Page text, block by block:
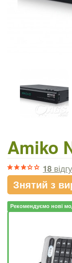
Amiko
18
Знятий з
Рекомендуємо нові